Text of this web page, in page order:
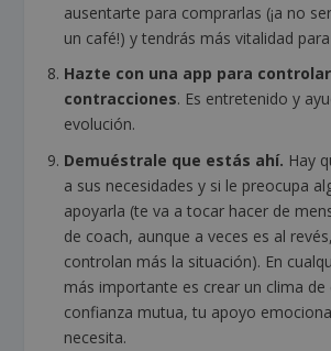
ausentarte para comprarlas (¡a no
un café!) y tendrás más vitalidad
Hazte con una app para
contracciones. Es entretenido y
evolución.
Demuéstrale que estás ahí. Hay
a sus necesidades y si le preocupa
apoyarla (te va a tocar hacer de
de coach, aunque a veces es al
controlan más la situación). En
más importante es crear un clima de
confianza mutua, tu apoyo
necesita.